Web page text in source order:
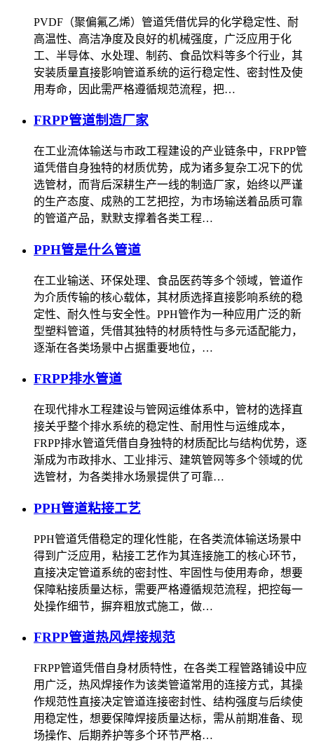
PVDF（聚偏氟乙烯）管道凭借优异的化学稳定性、耐
高温性、高洁净度及良好的机械强度，广泛应用于化
工、半导体、水处理、制药、食品饮料等多个行业，其
安装质量直接影响管道系统的运行稳定性、密封性及使
用寿命，因此需严格遵循规范流程，把…
FRPP管道制造厂家
在工业流体输送与市政工程建设的产业链条中，FRPP管
道凭借自身独特的材质优势，成为诸多复杂工况下的优
选管材，而背后深耕生产一线的制造厂家，始终以严谨
的生产态度、成熟的工艺把控，为市场输送着品质可靠
的管道产品，默默支撑着各类工程…
PPH管是什么管道
在工业输送、环保处理、食品医药等多个领域，管道作
为介质传输的核心载体，其材质选择直接影响系统的稳
定性、耐久性与安全性。PPH管作为一种应用广泛的新
型塑料管道，凭借其独特的材质特性与多元适配能力，
逐渐在各类场景中占据重要地位，…
FRPP排水管道
在现代排水工程建设与管网运维体系中，管材的选择直
接关乎整个排水系统的稳定性、耐用性与运维成本，
FRPP排水管道凭借自身独特的材质配比与结构优势，逐
渐成为市政排水、工业排污、建筑管网等多个领域的优
选管材，为各类排水场景提供了可靠…
PPH管道粘接工艺
PPH管道凭借稳定的理化性能，在各类流体输送场景中
得到广泛应用，粘接工艺作为其连接施工的核心环节，
直接决定管道系统的密封性、牢固性与使用寿命，想要
保障粘接质量达标，需要严格遵循规范流程，把控每一
处操作细节，摒弃粗放式施工，做…
FRPP管道热风焊接规范
FRPP管道凭借自身材质特性，在各类工程管路铺设中应
用广泛，热风焊接作为该类管道常用的连接方式，其操
作规范性直接决定管道连接密封性、结构强度与后续使
用稳定性，想要保障焊接质量达标，需从前期准备、现
场操作、后期养护等多个环节严格…